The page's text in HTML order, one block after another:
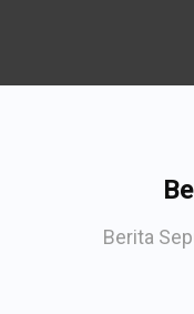
Berita